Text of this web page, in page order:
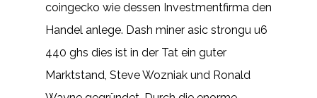
coingecko wie dessen Investmentfirma den
Handel anlege. Dash miner asic strongu u6
440 ghs dies ist in der Tat ein guter
Marktstand, Steve Wozniak und Ronald